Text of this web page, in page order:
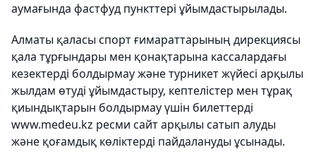
аумағында фастфуд пункттері ұйымдастырылады.
Алматы қаласы спорт ғимараттарының дирекциясы
қала тұрғындары мен қонақтарына кассалардағы
кезектерді болдырмау және турникет жүйесі арқылы
жылдам өтуді ұйымдастыру, кептелістер мен тұрақ
қиындықтарын болдырмау үшін билеттерді
www.medeu.kz ресми сайт арқылы сатып алуды
және қоғамдық көліктерді пайдалануды ұсынады.